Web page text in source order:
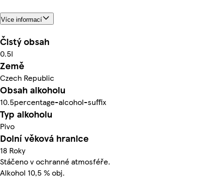
Více informací
Čistý obsah
0.5l
Země
Czech Republic
Obsah alkoholu
10.5percentage-alcohol-suffix
Typ alkoholu
Pivo
Dolní věková hranice
18 Roky
Stáčeno v ochranné atmosféře.
Alkohol 10,5 % obj.